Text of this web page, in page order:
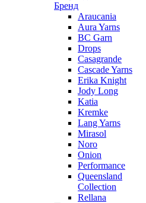
Бренд
Araucania
Aura Yarns
BC Garn
Drops
Casagrande
Cascade Yarns
Erika Knight
Jody Long
Katia
Kremke
Lang Yarns
Mirasol
Noro
Onion
Performance
Queensland
Collection
Rellana